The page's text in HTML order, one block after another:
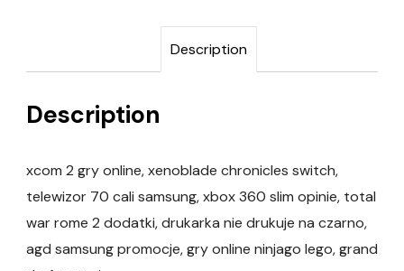
Description
Description
xcom 2 gry online, xenoblade chronicles switch,
telewizor 70 cali samsung, xbox 360 slim opinie, total
war rome 2 dodatki, drukarka nie drukuje na czarno,
agd samsung promocje, gry online ninjago lego, grand